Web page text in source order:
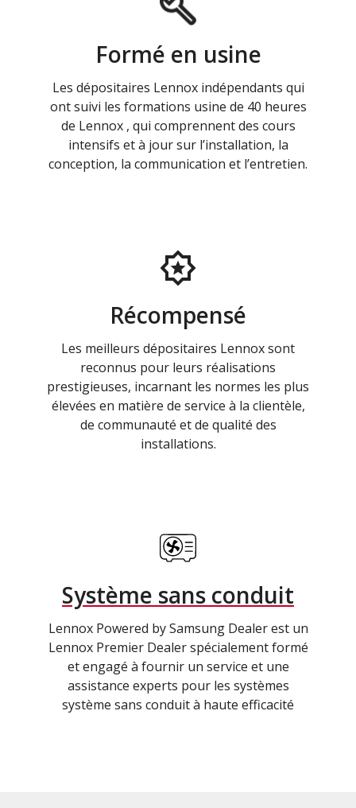
Formé en usine
Les dépositaires Lennox indépendants qui
ont suivi les formations usine de 40 heures
de Lennox , qui comprennent des cours
intensifs et à jour sur l’installation, la
conception, la communication et l’entretien.
Récompensé
Les meilleurs dépositaires Lennox sont
reconnus pour leurs réalisations
prestigieuses, incarnant les normes les plus
élevées en matière de service à la clientèle,
de communauté et de qualité des
installations.
Système sans conduit
Lennox Powered by Samsung Dealer est un
Lennox Premier Dealer spécialement formé
et engagé à fournir un service et une
assistance experts pour les systèmes
système sans conduit à haute efficacité